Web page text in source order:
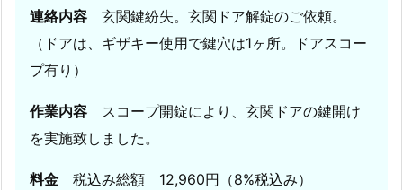
レ
駐
車
ス
バ
連絡内容 玄関鍵紛失。玄関ドア解錠のご依頼。
（ドアは、ギザキー使用で鍵穴は1ヶ所。ドアスコー
プ有り）
作業内容 スコープ開錠により、玄関ドアの鍵開け
を実施致しました。
料金 税込み総額 12,960円（8%税込み）